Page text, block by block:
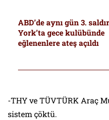
ABD’de aynı gün 3.
York’ta gece kulübünde
eğlenenlere ateş açıldı
-THY ve TÜVTÜRK Araç
sistem çöktü.